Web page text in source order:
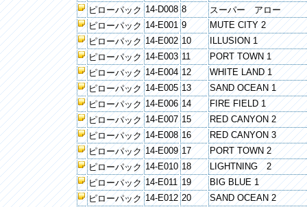
ピローパック 14-D008 8
スーパー アロー
ピローパック 14-E001 9
MUTE CITY 2
ピローパック 14-E002 10
ILLUSION 1
ピローパック 14-E003 11
PORT TOWN 1
ピローパック 14-E004 12
WHITE LAND 1
ピローパック 14-E005 13
SAND OCEAN 1
ピローパック 14-E006 14
FIRE FIELD 1
ピローパック 14-E007 15
RED CANYON 2
ピローパック 14-E008 16
RED CANYON 3
ピローパック 14-E009 17
PORT TOWN 2
ピローパック 14-E010 18
LIGHTNING 2
ピローパック 14-E011 19
BIG BLUE 1
ピローパック 14-E012 20
SAND OCEAN 2